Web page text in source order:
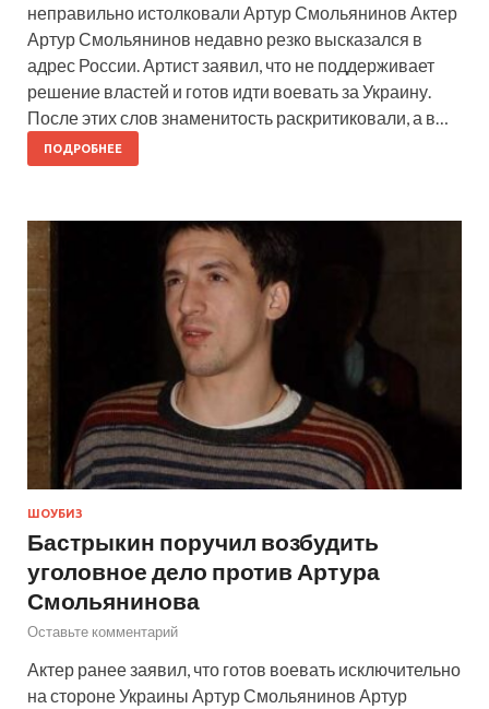
неправильно истолковали Артур Смольянинов Актер
Артур Смольянинов недавно резко высказался в
адрес России. Артист заявил, что не поддерживает
решение властей и готов идти воевать за Украину.
После этих слов знаменитость раскритиковали, а в…
ПОДРОБНЕЕ
ШОУБИЗ
Бастрыкин поручил возбудить
уголовное дело против Артура
Смольянинова
Оставьте комментарий
Актер ранее заявил, что готов воевать исключительно
на стороне Украины Артур Смольянинов Артур